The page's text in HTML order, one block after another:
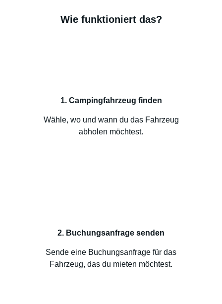
Wie funktioniert das?
1. Campingfahrzeug finden
Wähle, wo und wann du das Fahrzeug
abholen möchtest.
2. Buchungsanfrage senden
Sende eine Buchungsanfrage für das
Fahrzeug, das du mieten möchtest.